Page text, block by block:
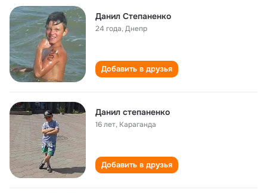
Данил Степаненко
24 года,Днепр
Добавить в друзья
Данил степаненко
16 лет, Караганда
Добавить в друзья